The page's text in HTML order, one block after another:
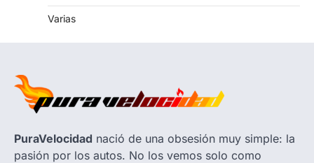
Varias
PuraVelocidad nació de una obsesión muy simple: la
pasión por los autos. No los vemos solo como